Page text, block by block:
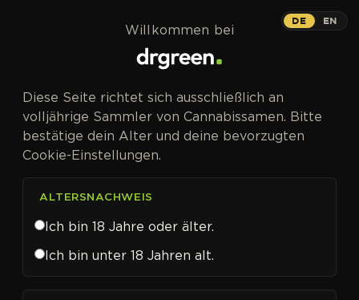
Cloud Walker
Psychedelisches Landrassen-Erbe
aus Kolumbien, harzig und
farbenprächtig.
DE EN
Willkommen bei
Diese Seite richtet sich ausschließlich an
volljährige Sammler von Cannabissamen. Bitte
bestätige dein Alter und deine bevorzugten
Cookie-Einstellungen.
ALTERSNACHWEIS
Ich bin 18 Jahre oder älter.
Ich bin unter 18 Jahren alt.